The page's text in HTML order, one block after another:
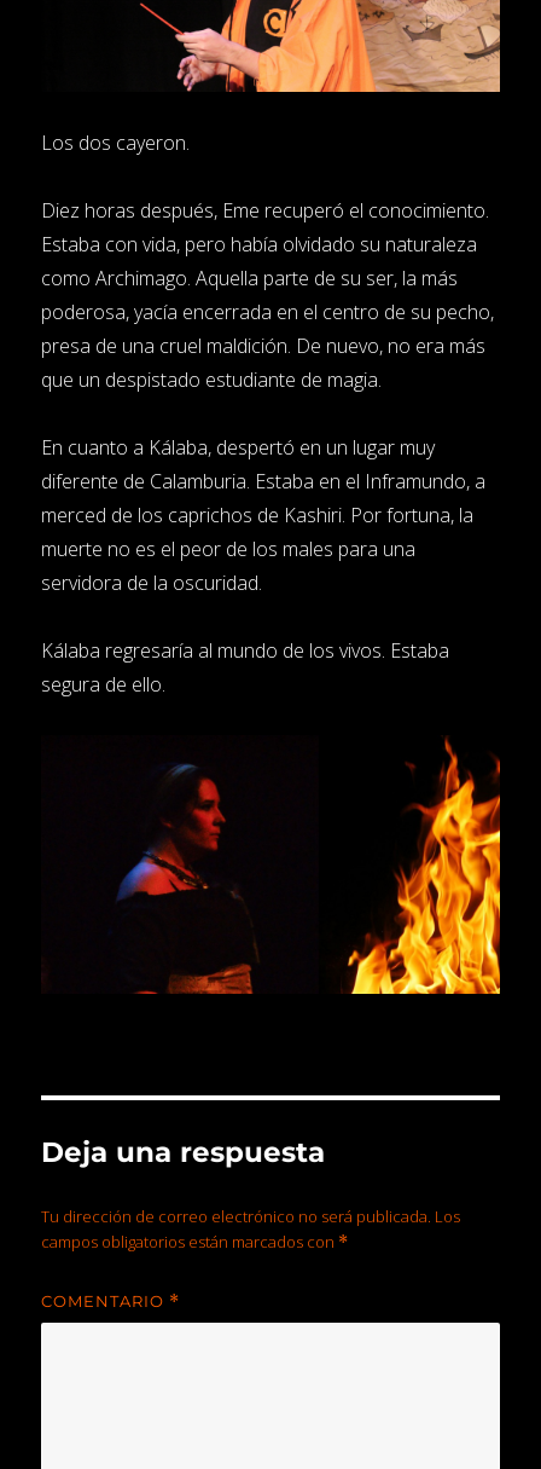
Los dos cayeron.
Diez horas después, Eme recuperó el conocimiento.
Estaba con vida, pero había olvidado su naturaleza
como Archimago. Aquella parte de su ser, la más
poderosa, yacía encerrada en el centro de su pecho,
presa de una cruel maldición. De nuevo, no era más
que un despistado estudiante de magia.
En cuanto a Kálaba, despertó en un lugar muy
diferente de Calamburia. Estaba en el Inframundo, a
merced de los caprichos de Kashiri. Por fortuna, la
muerte no es el peor de los males para una
servidora de la oscuridad.
Kálaba regresaría al mundo de los vivos. Estaba
segura de ello.
Deja una respuesta
Tu dirección de correo electrónico no será publicada. Los
campos obligatorios están marcados con *
COMENTARIO *